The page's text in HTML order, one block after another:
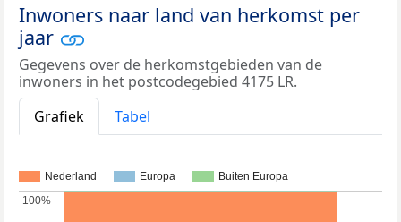
Inwoners naar land van herkomst per
jaar
Gegevens over de herkomstgebieden van de
inwoners in het postcodegebied 4175 LR.
Grafiek
Tabel
Nederland Europa Buiten Europa
100%
100%